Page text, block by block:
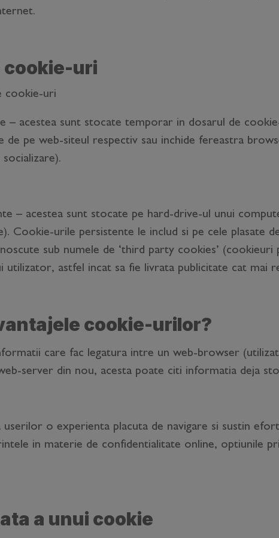
cookie-uri
cookie-uri
– acestea sunt stocate temporar in dosarul de
de pe web-siteul respectiv sau inchide fereastra
– acestea sunt stocate pe hard-drive-ul unui
Cookie-urile persistente le includ si pe cele plasate
sub numele de ‘third party cookies’
utilizator, astfel incat sa fie livrata publicitate cat mai
cookie-urilor?
care fac legatura intre un web-browser
server din nou, acesta poate citi informatia deja
userilor o experienta placuta de navigare si sustin
in materie de confidentialitate online, optiunile
a unui cookie